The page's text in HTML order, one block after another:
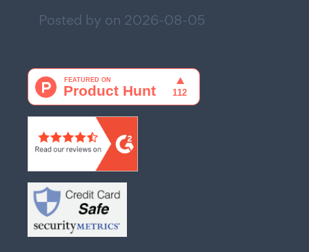
Posted by on 2026-08-05